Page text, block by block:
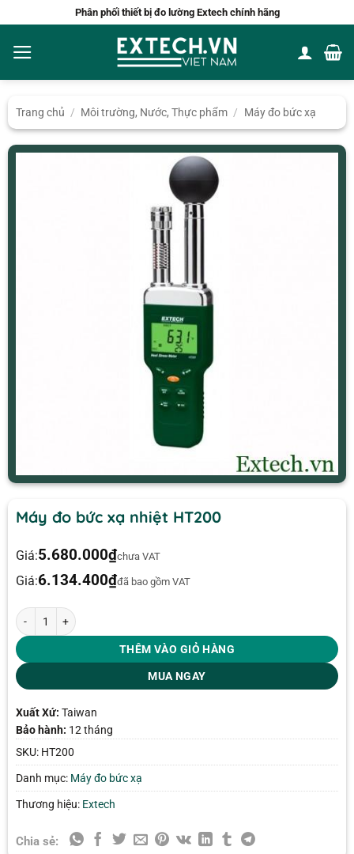
nội
dung
Phân phối thiết bị đo lường Extech chính hãng
Trang chủ / Môi trường, Nước, Thực phẩm / Máy đo bức xạ
Máy đo bức xạ nhiệt HT200
Giá:5.680.000₫chưa VAT
Giá:6.134.400₫đã bao gồm VAT
Máy đo bức xạ nhiệt HT200 số lượng
THÊM VÀO GIỎ HÀNG
MUA NGAY
Xuất Xứ: Taiwan
Bảo hành: 12 tháng
SKU: HT200
Danh mục: Máy đo bức xạ
Thương hiệu: Extech
Chia sẻ: